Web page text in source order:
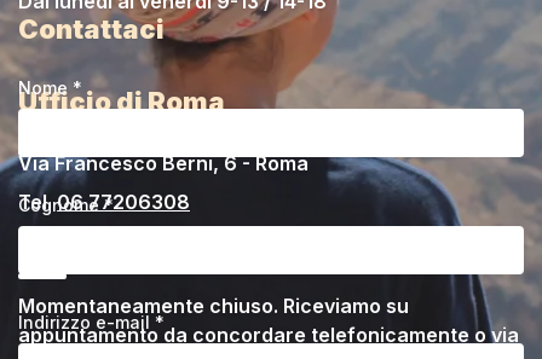
Ufficio di Roma
Via Francesco Berni, 6 - Roma
Tel.06 77206308
Momentaneamente chiuso. Riceviamo su
appuntamento da concordare telefonicamente o via
Contattaci
Nome *
Cognome *
Indirizzo e-mail *